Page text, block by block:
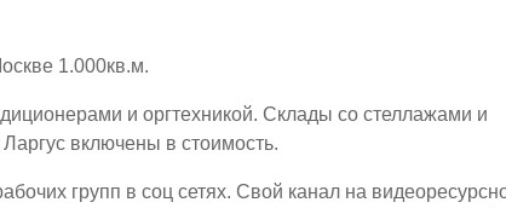
1.000кв.м.
и оргтехникой. Склады со стеллажами и
включены в стоимость.
групп в соц сетях. Свой канал на